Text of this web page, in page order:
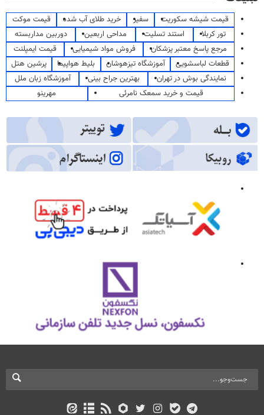
قیمت شیشه سکوریت سفیر خرید طلای آب شده
قیمت موکت
تور کربلا
استند تسلیت مداحی اربعین
دوربین مداربسته
مرجع پاسخ معتبر پزشکان
فروش مواد شیمیایی
قیمت ایمپلنت
قطعات لباسشویی
آموزشگاه تیزهوشان بلیط هواپیما
پرشین هتل
نمایندگی بوش در تهران
بهترین جراح بینی
آموزشگاه زبان ملل
قیمت و خرید سمعک نامرئی
مهرینو